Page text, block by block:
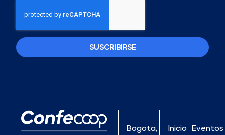
SUSCRIBIRSE
Bogota, Inicio Eventos